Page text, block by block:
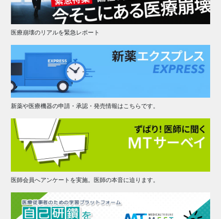
医療崩壊のリアルを緊急レポート
新薬や医療機器の申請・承認・発売情報はこちらです。
医師会員へアンケートを実施。医師の本音に迫ります。